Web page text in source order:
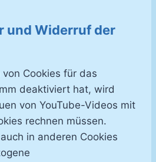
und Widerruf der
Cookies für das
deaktiviert hat, wird
von YouTube-Videos mit
rechnen müssen.
in anderen Cookies